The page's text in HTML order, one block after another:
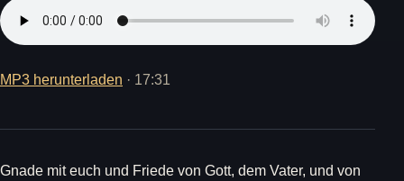
MP3 herunterladen · 17:31
Gnade mit euch und Friede von Gott, dem Vater, und von